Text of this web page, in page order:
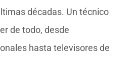
décadas. Un técnico
de todo, desde
hasta televisores de